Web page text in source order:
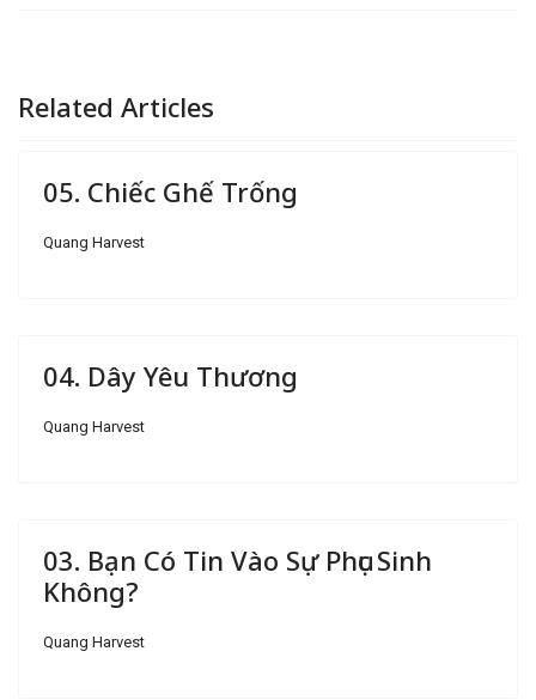
Related Articles
05. Chiếc Ghế Trống
Quang Harvest
04. Dây Yêu Thương
Quang Harvest
03. Bạn Có Tin Vào Sự Phục Sinh
Không?
Quang Harvest